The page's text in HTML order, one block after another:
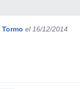
Tormo el 16/12/2014